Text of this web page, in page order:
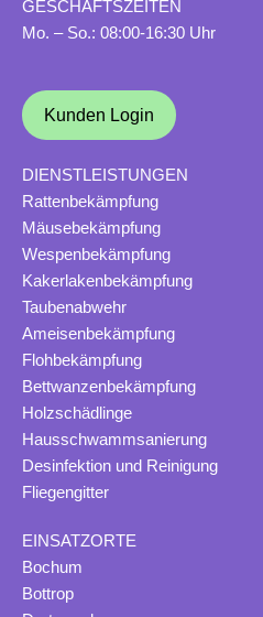
GESCHÄFTSZEITEN
Mo. – So.: 08:00-16:30 Uhr
Kunden Login
DIENSTLEISTUNGEN
Rattenbekämpfung
Mäusebekämpfung
Wespenbekämpfung
Kakerlakenbekämpfung
Taubenabwehr
Ameisenbekämpfung
Flohbekämpfung
Bettwanzenbekämpfung
Holzschädlinge
Hausschwammsanierung
Desinfektion und Reinigung
Fliegengitter
EINSATZORTE
Bochum
Bottrop